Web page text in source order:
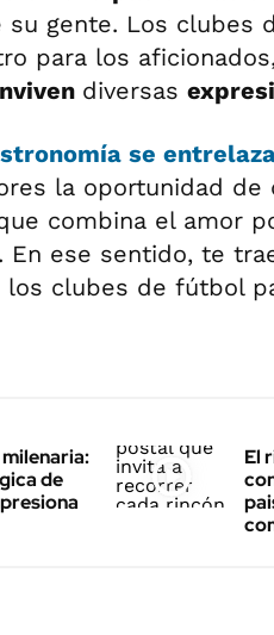
su gente. Los clubes
para los
diversas
se
la oportunidad
combina el amor
En ese sentido, te
clubes de fútbol
de
El